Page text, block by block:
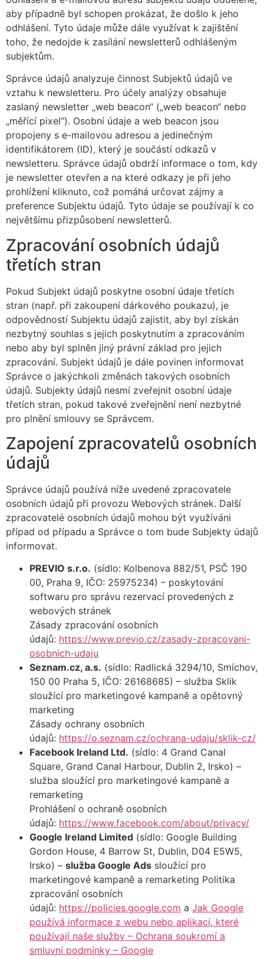
aby případně byl schopen prokázat, že došlo k jeho
odhlášení. Tyto údaje může dále využívat k zajištění
toho, že nedojde k zasílání newsletterů odhlášeným
subjektům.
Správce údajů analyzuje činnost Subjektů údajů ve
vztahu k newsletteru. Pro účely analýzy obsahuje
zaslaný newsletter „web beacon“ („web beacon“ nebo
„měřící pixel“). Osobní údaje a web beacon jsou
propojeny s e-mailovou adresou a jedinečným
identifikátorem (ID), který je součástí odkazů v
newsletteru. Správce údajů obdrží informace o tom, kdy
je newsletter otevřen a na které odkazy je při jeho
prohlížení kliknuto, což pomáhá určovat zájmy a
preference Subjektu údajů. Tyto údaje se používají k co
největšímu přizpůsobení newsletterů.
Zpracování osobních údajů
třetích stran
Pokud Subjekt údajů poskytne osobní údaje třetích
stran (např. při zakoupení dárkového poukazu), je
odpovědností Subjektu údajů zajistit, aby byl získán
nezbytný souhlas s jejich poskytnutím a zpracováním
nebo aby byl splněn jiný právní základ pro jejich
zpracování. Subjekt údajů je dále povinen informovat
Správce o jakýchkoli změnách takových osobních
údajů. Subjekty údajů nesmí zveřejnit osobní údaje
třetích stran, pokud takové zveřejnění není nezbytné
pro plnění smlouvy se Správcem.
Zapojení zpracovatelů osobních
údajů
Správce údajů používá níže uvedené zpracovatele
osobních údajů při provozu Webových stránek. Další
zpracovatelé osobních údajů mohou být využíváni
případ od případu a Správce o tom bude Subjekty údajů
informovat.
PREVIO s.r.o. (sídlo: Kolbenova 882/51, PSČ 190
00, Praha 9, IČO: 25975234) – poskytování
softwaru pro správu rezervací provedených z
webových stránek
Zásady zpracování osobních
údajů: https://www.previo.cz/zasady-zpracovani-
osobnich-udaju
Seznam.cz, a.s. (sídlo: Radlická 3294/10, Smíchov,
150 00 Praha 5, IČO: 26168685) – služba Sklik
sloužící pro marketingové kampaně a opětovný
marketing
Zásady ochrany osobních
údajů: https://o.seznam.cz/ochrana-udaju/sklik-cz/
Facebook Ireland Ltd. (sídlo: 4 Grand Canal
Square, Grand Canal Harbour, Dublin 2, Irsko) –
služba sloužící pro marketingové kampaně a
remarketing
Prohlášení o ochraně osobních
údajů: https://www.facebook.com/about/privacy/
Google Ireland Limited (sídlo: Google Building
Gordon House, 4 Barrow St, Dublin, D04 E5W5,
Irsko) – služba Google Ads sloužící pro
marketingové kampaně a remarketing Politika
zpracování osobních
údajů: https://policies.google.com a Jak Google
používá informace z webu nebo aplikací, které
používají naše služby – Ochrana soukromí a
smluvní podmínky – Google